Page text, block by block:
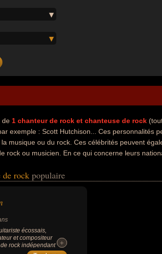
de 1 chanteur de rock et chanteuse de rock
exemple : Scott Hutchison... Ces personnalités
musique ou du rock. Ces célébrités peuvent
rock ou musicien. En ce qui concerne leurs
de rock populaire
écossais,
et compositeur
rock indépendant
qui il a enregistré 5
+
+